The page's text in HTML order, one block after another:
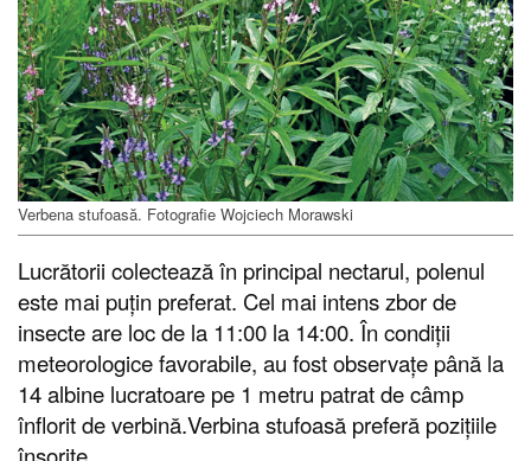
Verbena stufoasă. Fotografie Wojciech Morawski
Lucrătorii colectează în principal nectarul, polenul
este mai puțin preferat. Cel mai intens zbor de
insecte are loc de la 11:00 la 14:00. În condiții
meteorologice favorabile, au fost observațe până la
14 albine lucratoare pe 1 metru patrat de câmp
înflorit de verbină.Verbina stufoasă preferă pozițiile
însorite.